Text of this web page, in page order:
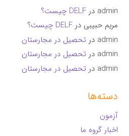
admin درDELF چیست؟
مریم حبیبی درDELF چیست؟
admin در تحصیل در مجارستان
admin در تحصیل در مجارستان
admin در تحصیل در مجارستان
دسته‌ها
آزمون
اخبار گروه ما